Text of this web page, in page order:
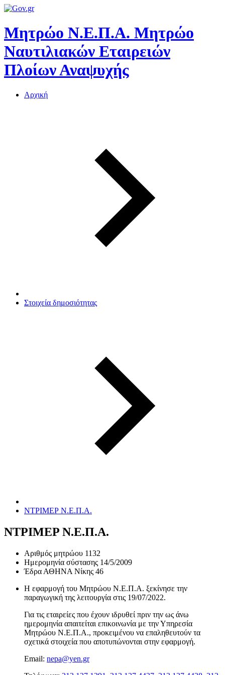
Μητρώο Ν.Ε.Π.Α. Μητρώο
Ναυτιλιακών Εταιρειών
Πλοίων Αναψυχής
Αρχική
Στοιχεία δημοσιότητας
ΝΤΡΙΜΕΡ Ν.Ε.Π.Α.
ΝΤΡΙΜΕΡ Ν.Ε.Π.Α.
Αριθμός μητρώου 1132
Ημερομηνία σύστασης 14/5/2009
Έδρα ΑΘΗΝΑ Νίκης 46
Η εφαρμογή του Μητρώου Ν.Ε.Π.Α. ξεκίνησε την
παραγωγική της λειτουργία στις 19/07/2022.
Για τις εταιρείες που έχουν ιδρυθεί πριν την ως άνω
ημερομηνία απαιτείται επικοινωνία με την Υπηρεσία
Μητρώου Ν.Ε.Π.Α., προκειμένου να επαληθευτούν τα
σχετικά στοιχεία που αποτυπώνονται στην εφαρμογή.
Email: nepa@yen.gr